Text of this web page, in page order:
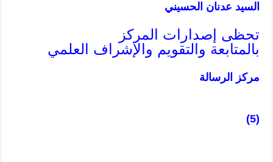
السيد عدنان الحسيني
تحظى إصدارات المركز
بالمتابعة والتقويم والإشراف العلمي
مركز الرسالة
(5)